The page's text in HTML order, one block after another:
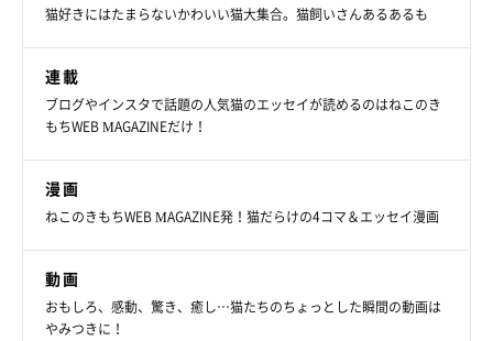
猫好きにはたまらないかわいい猫大集合。猫飼いさんあるあるも
連載
ブログやインスタで話題の人気猫のエッセイが読めるのはねこのき
もちWEB MAGAZINEだけ！
漫画
ねこのきもちWEB MAGAZINE発！猫だらけの4コマ＆エッセイ漫画
動画
おもしろ、感動、驚き、癒し…猫たちのちょっとした瞬間の動画は
やみつきに！